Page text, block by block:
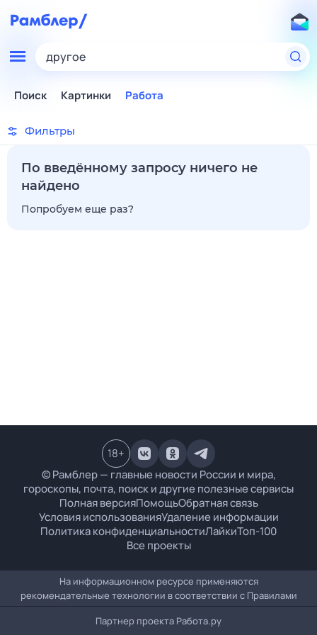
другое
Поиск Картинки Работа
Фильтры
По введённому запросу ничего не
найдено
Попробуем еще раз?
© Рамблер — главные новости России и мира,
гороскопы, почта, поиск и другие полезные сервисы
Полная версияПомощьОбратная связь
Условия использованияУдаление информации
Политика конфиденциальностиЛайкиТоп-100
Все проекты
18+
На информационном ресурсе применяются
рекомендательные технологии в соответствии с Правилами
Партнер проекта Работа.ру